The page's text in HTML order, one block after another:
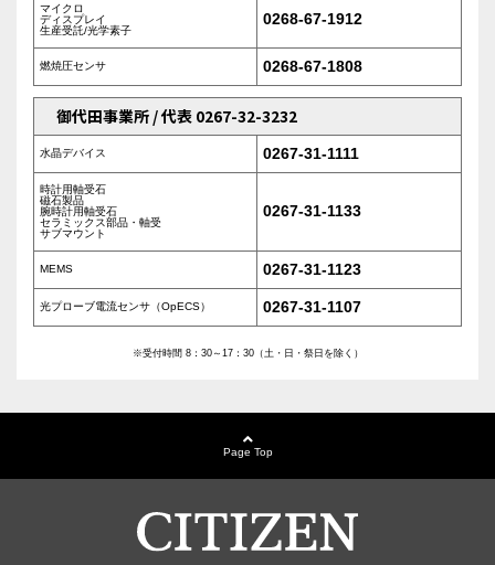
マイクロ
ディスプレイ
生産受託/光学素子
0268-67-1912
燃焼圧センサ 0268-67-1808
御代田事業所 / 代表 0267-32-3232
水晶デバイス 0267-31-1111
時計用軸受石
磁石製品
腕時計用軸受石
セラミックス部品・軸受
サブマウント
0267-31-1133
MEMS 0267-31-1123
光プローブ電流センサ（OpECS） 0267-31-1107
※受付時間 8：30～17：30（土・日・祭日を除く）
Page Top